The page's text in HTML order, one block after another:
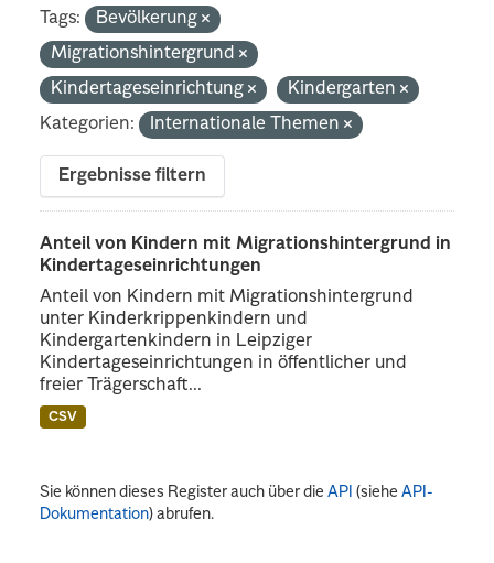
Tags:
Bevölkerung
Migrationshintergrund
Kindertageseinrichtung
Kindergarten
Kategorien:
Internationale Themen
Ergebnisse filtern
Anteil von Kindern mit Migrationshintergrund in
Kindertageseinrichtungen
Anteil von Kindern mit Migrationshintergrund
unter Kinderkrippenkindern und
Kindergartenkindern in Leipziger
Kindertageseinrichtungen in öffentlicher und
freier Trägerschaft...
CSV
Sie können dieses Register auch über dieAPI (sieheAPI-
Dokumentation) abrufen.